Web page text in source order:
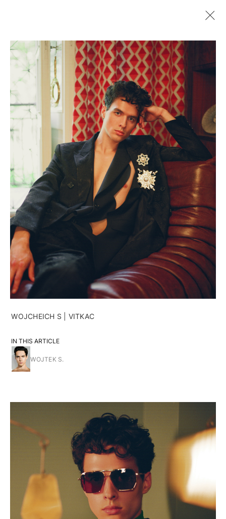
WOJCHEICH S | VITKAC
IN THIS ARTICLE
WOJTEK S.